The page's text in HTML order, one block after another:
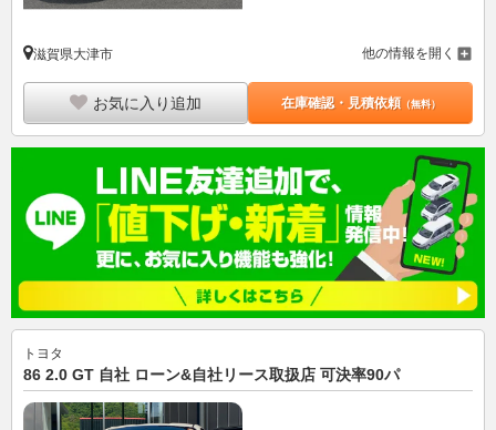
滋賀県大津市 他の情報を開く
お気に入り追加 在庫確認・見積依頼（無料）
トヨタ
86 2.0 GT 自社 ローン&自社リース取扱店 可決率90パ